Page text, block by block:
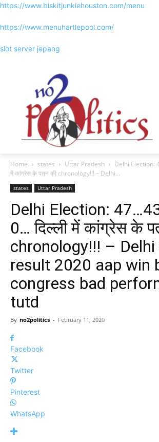
https://www.biskitjunkiehouston.com/menu
https://www.menuhartlepool.com/
slot server jepang
Home states Uttar Pradesh
Delhi Election:
में कांग्रेस के पतन की chronology!!! – Delhi...
states Uttar Pradesh
Delhi Election:
0… दिल्ली में कांग्रेस के
chronology!!! –
result 2020 aap win
congress bad
tutd
By no2politics - February 11, 2020
Facebook
Twitter
Pinterest
WhatsApp